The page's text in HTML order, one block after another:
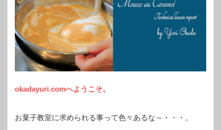
okadayuri.comへようこそ。
お菓子教室に求められる事って色々あるな～・・・。